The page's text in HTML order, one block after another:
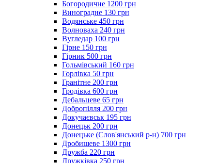
Богородичне 1200 грн
Виноградне 130 грн
Водянське 450 грн
Волноваха 240 грн
Вугледар 100 грн
Гірне 150 грн
Гірник 500 грн
Гольмівський 160 грн
Горлівка 50 грн
Гранітне 200 грн
Гродівка 600 грн
Дебальцеве 65 грн
Добропілля 200 грн
Докучаєвськ 195 грн
Донецьк 200 грн
Донецьке (Слов'янський р-н) 700 грн
Дробишеве 1300 грн
Дружба 220 грн
Дружківка 250 грн